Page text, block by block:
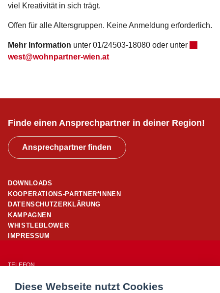
viel Kreativität in sich trägt.
Offen für alle Altersgruppen. Keine Anmeldung erforderlich.
Mehr Information unter 01/24503-18080 oder unter
west@wohnpartner-wien.at
Finde einen Ansprechpartner in deiner Region!
Ansprechpartner finden
DOWNLOADS
KOOPERATIONS-PARTNER*INNEN
DATENSCHUTZERKLÄRUNG
KAMPAGNEN
WHISTLEBLOWER
IMPRESSUM
TELEFON
E-MAIL
Diese Webseite nutzt Cookies